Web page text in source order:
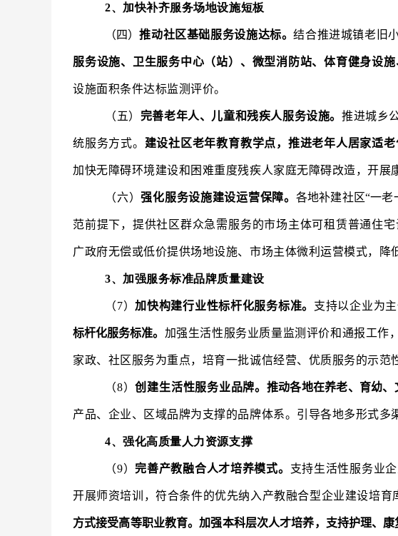
2、加快补齐服务场地设施短板
（四）推动社区基础服务设施达标。结合推进城镇老旧
服务设施、卫生服务中心（站）、微型消防站、体育健身设
设施面积条件达标监测评价。
（五） 完善老年人、儿童和残疾人服务设施。 推进城乡
统服务方式。 建设社区老年教育教学点，推进老年人居家适老
加快无障碍环境建设和困难重度残疾人家庭无障碍改造，开展
（六）强化服务设施建设运营保障。 各地补建社区“一老
范前提下，提供社区群众急需服务的市场主体可租赁普通住
广政府无偿或低价提供场地设施、市场主体微利运营模式，降
3、加强服务标准品牌质量建设
（7）加快构建行业性标杆化服务标准。 支持以企业为
标杆化服务标准。 加强生活性服务业质量监测评价和通报工作
家政、社区服务为重点，培育一批诚信经营、优质服务的示范
（8）创建生活性服务业品牌。 推动各地在养老、育幼
产品、企业、区域品牌为支撑的品牌体系。引导各地多形式多
4、强化高质量人力资源支撑
（9）完善产教融合人才培养模式。 支持生活性服务业
开展师资培训，符合条件的优先纳入产教融合型企业建设培育
方式接受高等职业教育。加强本科层次人才培养，支持护理、